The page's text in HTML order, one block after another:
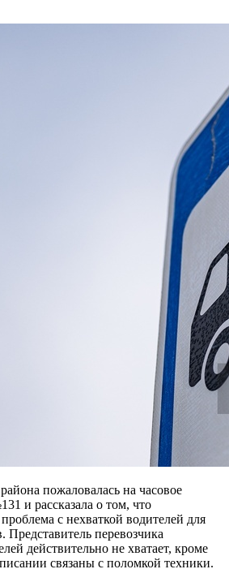
пожаловалась на часовое
и рассказала о том, что
с нехваткой водителей для
перевозчика
действительно не хватает, кроме
связаны с поломкой техники.